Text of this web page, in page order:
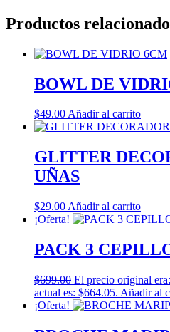
Productos
BOWL DE
$49.00Añadir al carrito
GLITTER
UÑAS
$29.00 Añadir al carrito
¡Oferta!
PACK 3
$699.00 El precio original
actual es: $664.05. Añadir al
¡Oferta!